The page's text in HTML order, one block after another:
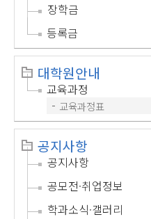
장학금
등록금
대학원안내
교육과정
교육과정표
공지사항
공지사항
공모전·취업정보
학과소식·갤러리